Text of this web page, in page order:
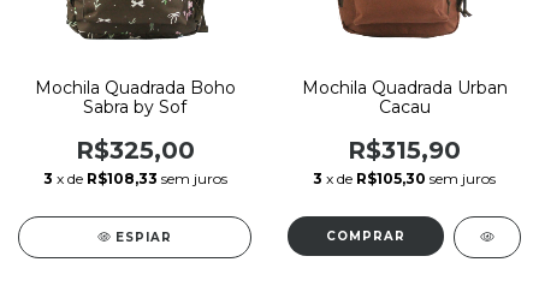
Mochila Quadrada Boho
Sabra by Sof
R$325,00
3 x de R$108,33 sem juros
ESPIAR
Mochila Quadrada Urban
Cacau
R$315,90
3 x de R$105,30 sem juros